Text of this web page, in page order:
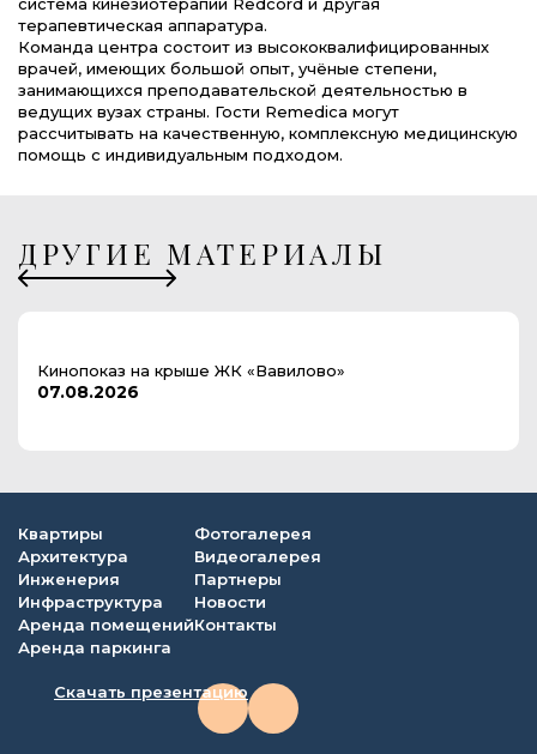
терапевтическая аппаратура.
Команда центра состоит из высококвалифицированных
врачей, имеющих большой опыт, учёные степени,
занимающихся преподавательской деятельностью в
ведущих вузах страны. Гости Remedica могут
рассчитывать на качественную, комплексную медицинскую
помощь с индивидуальным подходом.
ДРУГИЕ МАТЕРИАЛЫ
Кинопоказ на крыше ЖК «Вавилово»
07.08.2026
Квартиры
Архитектура
Инженерия
Инфраструктура
Аренда помещений
Аренда паркинга
Фотогалерея
Видеогалерея
Партнеры
Новости
Контакты
Скачать презентацию